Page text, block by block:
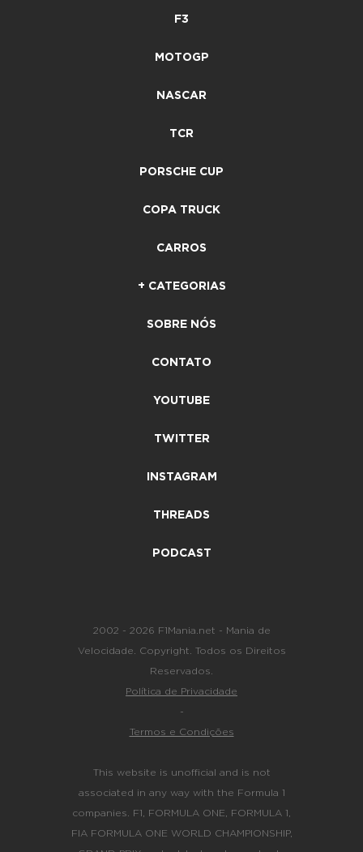
F3
MOTOGP
NASCAR
TCR
PORSCHE CUP
COPA TRUCK
CARROS
+ CATEGORIAS
SOBRE NÓS
CONTATO
YOUTUBE
TWITTER
INSTAGRAM
THREADS
PODCAST
2002 - 2026 F1Mania.net - Mania de
Velocidade. Copyright. Todos os Direitos
Reservados.
Política de Privacidade
-
Termos e Condições
This website is unofficial and is not
associated in any way with the Formula 1
companies. F1, FORMULA ONE, FORMULA 1,
FIA FORMULA ONE WORLD CHAMPIONSHIP,